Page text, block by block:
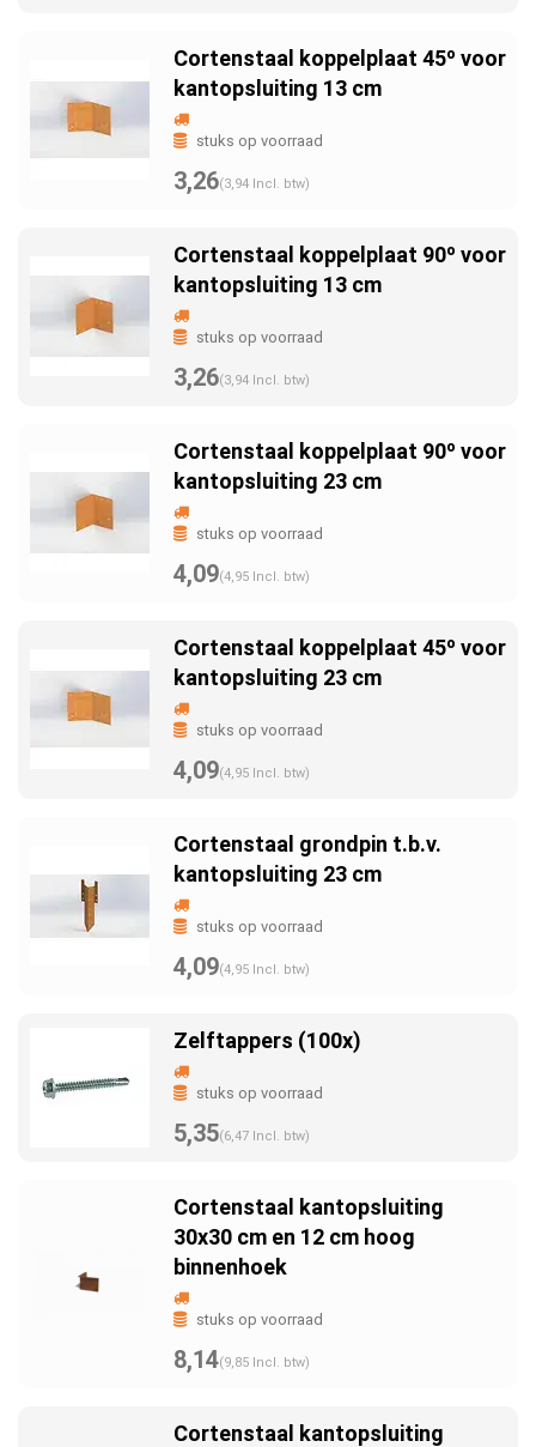
Cortenstaal koppelplaat 45º voor
kantopsluiting 13 cm
stuks op voorraad
3,26(3,94 Incl. btw)
Cortenstaal koppelplaat 90º voor
kantopsluiting 13 cm
stuks op voorraad
3,26(3,94 Incl. btw)
Cortenstaal koppelplaat 90º voor
kantopsluiting 23 cm
stuks op voorraad
4,09(4,95 Incl. btw)
Cortenstaal koppelplaat 45º voor
kantopsluiting 23 cm
stuks op voorraad
4,09(4,95 Incl. btw)
Cortenstaal grondpin t.b.v.
kantopsluiting 23 cm
stuks op voorraad
4,09(4,95 Incl. btw)
Zelftappers (100x)
stuks op voorraad
5,35(6,47 Incl. btw)
Cortenstaal kantopsluiting
30x30 cm en 12 cm hoog
binnenhoek
stuks op voorraad
8,14(9,85 Incl. btw)
Cortenstaal kantopsluiting